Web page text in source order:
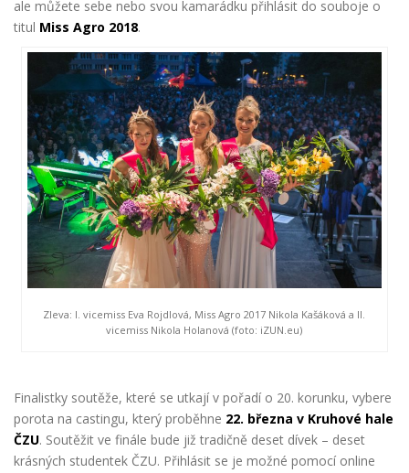
ale můžete sebe nebo svou kamarádku přihlásit do souboje o
titul Miss Agro 2018.
Zleva: I. vicemiss Eva Rojdlová, Miss Agro 2017 Nikola Kašáková a II.
vicemiss Nikola Holanová (foto: iZUN.eu)
Finalistky soutěže, které se utkají v pořadí o 20. korunku, vybere
porota na castingu, který proběhne 22. března v Kruhové hale
ČZU. Soutěžit ve finále bude již tradičně deset dívek – deset
krásných studentek ČZU. Přihlásit se je možné pomocí online